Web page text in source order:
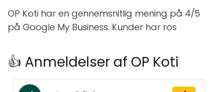
OP Koti har en gennemsnitlig mening på 4/5
på Google My Business. Kunder har ros
👍 Anmeldelser af OP Koti